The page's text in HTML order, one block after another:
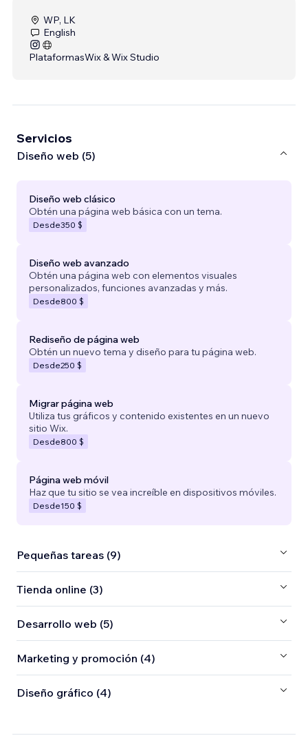
WP, LK
English
PlataformasWix & Wix Studio
Servicios
Diseño web (5)
Diseño web clásico
Obtén una página web básica con un tema.
Desde350 $
Diseño web avanzado
Obtén una página web con elementos visuales
personalizados, funciones avanzadas y más.
Desde800 $
Rediseño de página web
Obtén un nuevo tema y diseño para tu página web.
Desde250 $
Migrar página web
Utiliza tus gráficos y contenido existentes en un nuevo
sitio Wix.
Desde800 $
Página web móvil
Haz que tu sitio se vea increíble en dispositivos móviles.
Desde150 $
Pequeñas tareas (9)
Tienda online (3)
Desarrollo web (5)
Marketing y promoción (4)
Diseño gráfico (4)